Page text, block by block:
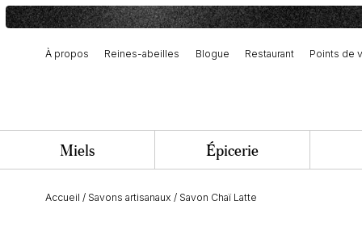
À propos
Reines-abeilles Blogue Restaurant Points de
Miels Épicerie
Accueil / Savons artisanaux / Savon Chaï Latte